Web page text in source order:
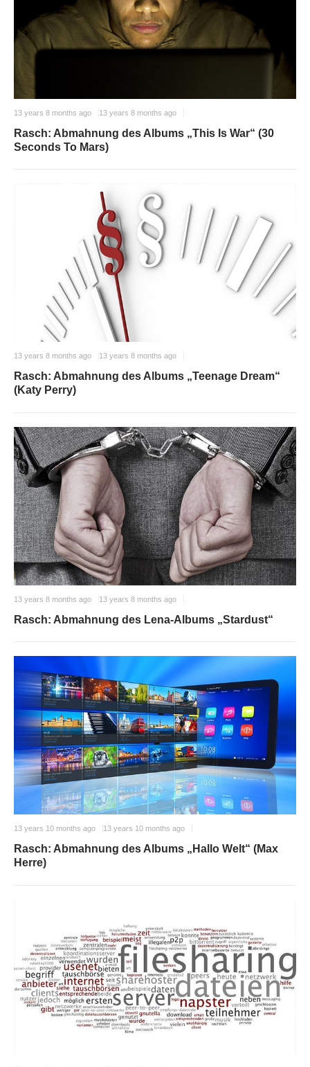
13 years 8 months ago 13 years 8 months ago
Rasch: Abmahnung des Albums „This Is War“ (30
Seconds To Mars)
13 years 8 months ago 13 years 8 months ago
Rasch: Abmahnung des Albums „Teenage Dream“
(Katy Perry)
13 years 8 months ago 13 years 8 months ago
Rasch: Abmahnung des Lena-Albums „Stardust“
13 years 10 months ago 13 years 10 months ago
Rasch: Abmahnung des Albums „Hallo Welt“ (Max
Herre)